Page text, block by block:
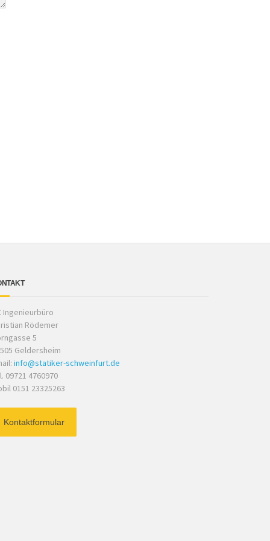
Ingenieurbüro
Rödemer
5
Geldersheim
info@statiker-schweinfurt.de
09721 4760970
0151 23325263
Kontaktformular